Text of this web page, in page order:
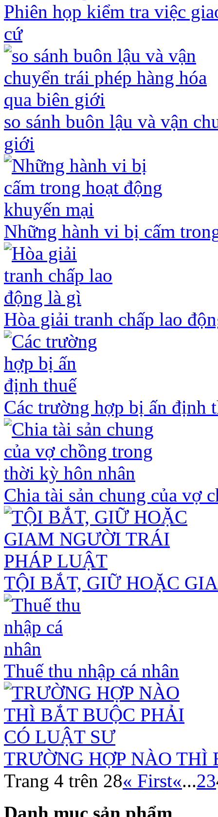
Phiên họp kiểm tra việc
cứ
so sánh buôn lậu và vận
giới
Những hành vi bị cấm
Hòa giải tranh chấp lao
Các trường hợp bị ấn định
Chia tài sản chung của vợ
TỘI BẮT, GIỮ HOẶC
Thuế thu nhập cá nhân
TRƯỜNG HỢP NÀO THÌ
Trang 4 trên 28« First«...23